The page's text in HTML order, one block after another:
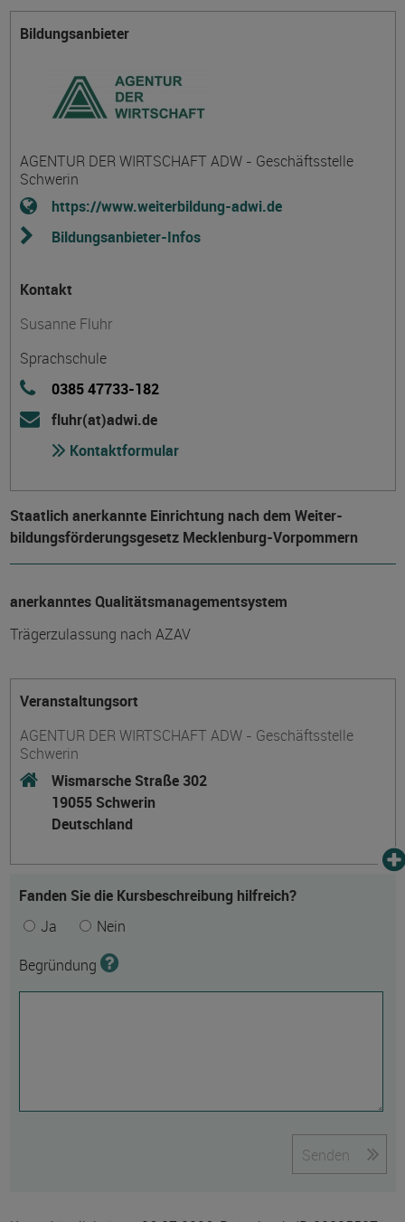
Bildungsanbieter
AGENTUR DER WIRTSCHAFT ADW - Geschäftsstelle
Schwerin
https://www.weiterbildung-adwi.de
Bildungsanbieter-Infos
Kontakt
Susanne Fluhr
Sprachschule
0385 47733-182
fluhr(at)adwi.de
Kontaktformular
Staatlich anerkannte Einrichtung nach dem Weiter­
bildungs­förderungs­gesetz Mecklenburg-Vorpommern
anerkanntes Qualitätsmanagementsystem
Trägerzulassung nach AZAV
Veranstaltungsort
AGENTUR DER WIRTSCHAFT ADW - Geschäftsstelle
Schwerin
Wismarsche Straße 302
19055 Schwerin
Deutschland
Fanden Sie die Kursbeschreibung hilfreich?
Ja
Nein
Begründung
Senden